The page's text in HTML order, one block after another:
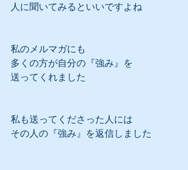
人に聞いてみるといいですよね
私のメルマガにも
多くの方が自分の『強み』を
送ってくれました
私も送ってくださった人には
その人の『強み』を返信しました